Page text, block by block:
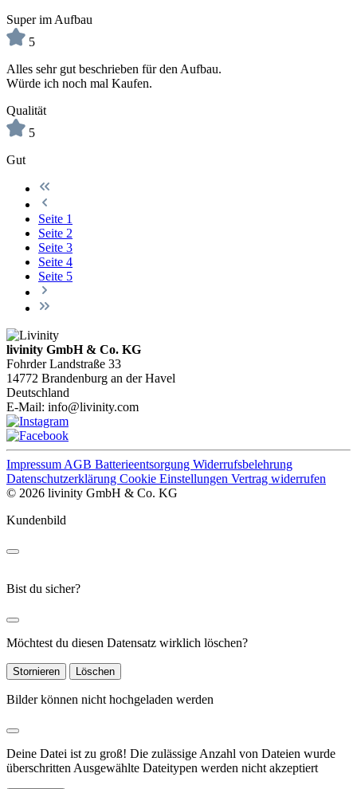
Super im Aufbau
5
Alles sehr gut beschrieben für den Aufbau.
Würde ich noch mal Kaufen.
Qualität
5
Gut
Seite 1
Seite 2
Seite 3
Seite 4
Seite 5
livinity GmbH & Co. KG
Fohrder Landstraße 33
14772 Brandenburg an der Havel
Deutschland
E-Mail: info@livinity.com
Impressum AGB Batterieentsorgung Widerrufsbelehrung
Datenschutzerklärung Cookie Einstellungen Vertrag widerrufen
© 2026 livinity GmbH & Co. KG
Kundenbild
Bist du sicher?
Möchtest du diesen Datensatz wirklich löschen?
Stornieren Löschen
Bilder können nicht hochgeladen werden
Deine Datei ist zu groß! Die zulässige Anzahl von Dateien wurde
überschritten Ausgewählte Dateitypen werden nicht akzeptiert